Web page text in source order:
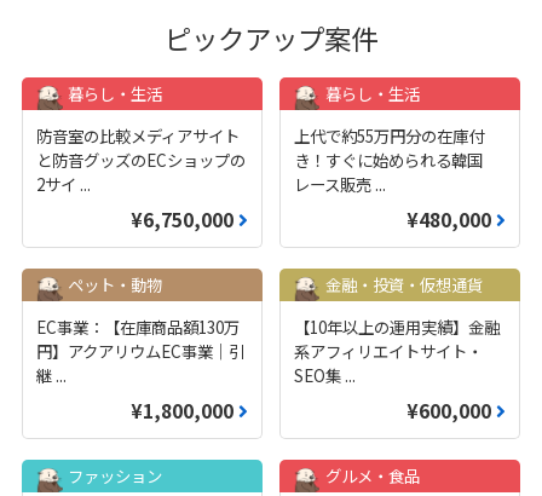
ピックアップ案件
暮らし・生活
防音室の比較メディアサイト
と防音グッズのECショップの
2サイ ...
¥6,750,000
暮らし・生活
上代で約55万円分の在庫付
き！すぐに始められる韓国
レース販売 ...
¥480,000
ペット・動物
EC事業：【在庫商品額130万
円】アクアリウムEC事業｜引
継 ...
¥1,800,000
金融・投資・仮想通貨
【10年以上の運用実績】金融
系アフィリエイトサイト・
SEO集 ...
¥600,000
ファッション グルメ・食品